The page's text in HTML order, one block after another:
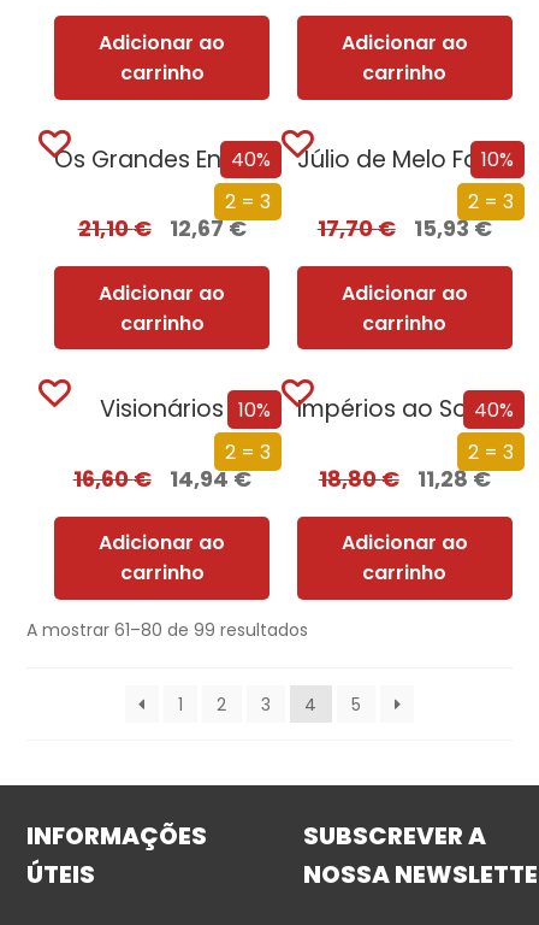
Adicionar ao
carrinho
Adicionar ao
carrinho
40%
2 = 3
Os Grandes Enigmas da Primeira Guerra Mundial
21,10€ 12,67€
Adicionar ao
carrinho
10%
2 = 3
Júlio de Melo Fogaça
17,70€ 15,93€
Adicionar ao
carrinho
10%
2 = 3
Visionários
16,60€ 14,94€
Adicionar ao
carrinho
40%
2 = 3
Impérios ao Sol – A Luta pelo Domínio de África
18,80€ 11,28€
Adicionar ao
carrinho
A mostrar 61–80 de 99 resultados
1 2 3 4 5
INFORMAÇÕES
ÚTEIS
SUBSCREVER A
NOSSA